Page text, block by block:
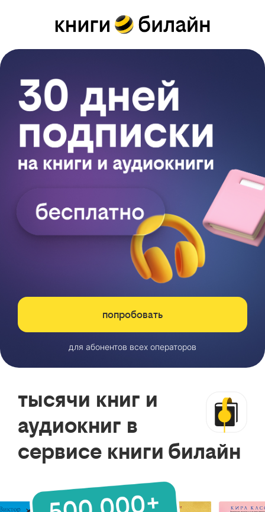
попробовать
для абонентов всех операторов
тысячи книг и
аудиокниг в
сервисе книги билайн